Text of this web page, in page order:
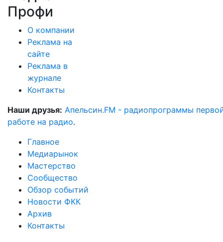
Профи
О компании
Реклама на
сайте
Реклама в
журнале
Контакты
Наши друзья: Апельсин.FM - радиопрограммы
работе на радио.
Главное
Медиарынок
Мастерство
Сообщество
Обзор событий
Новости ФКК
Архив
Контакты